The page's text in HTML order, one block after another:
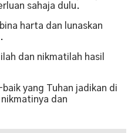
sahaja dulu.
harta dan lunaskan
dan nikmatilah hasil
yang Tuhan jadikan di
dan